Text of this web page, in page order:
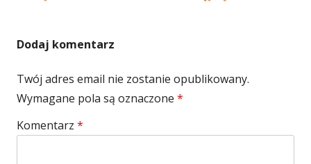
Dodaj komentarz
Twój adres email nie zostanie opublikowany.
Wymagane pola są oznaczone *
Komentarz *